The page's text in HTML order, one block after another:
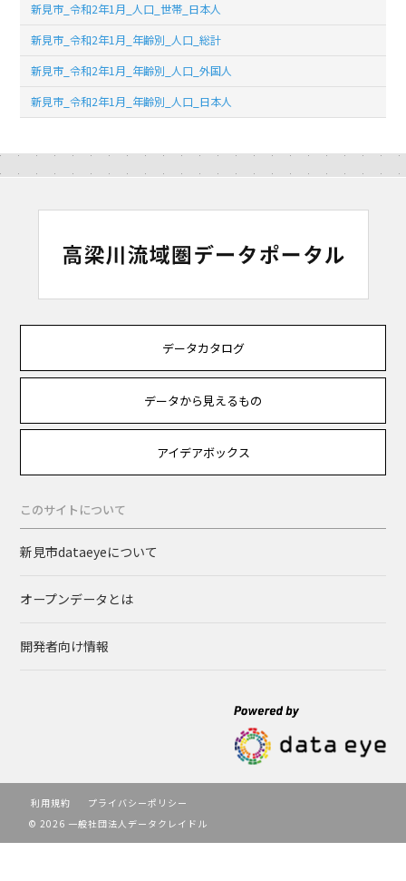
新見市_令和2年1月_人口_世帯_日本人
新見市_令和2年1月_年齢別_人口_総計
新見市_令和2年1月_年齢別_人口_外国人
新見市_令和2年1月_年齢別_人口_日本人
データカタログ
データから見えるもの
アイデアボックス
このサイトについて
新見市dataeyeについて
オープンデータとは
開発者向け情報
利用規約
プライバシーポリシー
© 2026 一般社団法人データクレイドル